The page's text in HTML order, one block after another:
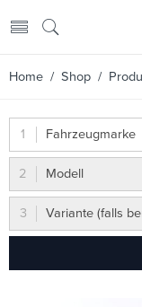
Home / Shop /
Fahrzeugmarke
Modell
Variante (falls